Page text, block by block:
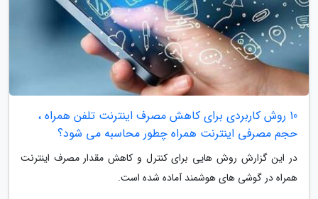
10 روش کاربردی برای کاهش مصرف اینترنت تلفن همراه ،
حجم مصرفی اینترنت همراه چطور محاسبه می شود؟
در این گزارش روش هایی برای کنترل و کاهش مقدار مصرف اینترنت
همراه در گوشی های هوشمند آماده شده است.